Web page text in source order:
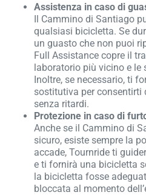
Assistenza in caso di
Il Cammino di Santiago
qualsiasi bicicletta. Se
un guasto che non puoi
Full Assistance copre il
laboratorio più vicino e le
Inoltre, se necessario, ti
sostitutiva per consentirti
senza ritardi.
Protezione in caso di
Anche se il Cammino di
sicuro, esiste sempre la
accade, Tournride ti
e ti fornirà una bicicletta
la bicicletta fosse
bloccata al momento